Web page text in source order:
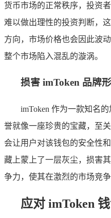
货币市场的正常秩序，投资
难以做出理性的投资判断，
方向，市场价格也会因此波
整个市场陷入混乱的漩涡。
损害 imToken 品牌
imToken 作为一款知名
誉就像一座珍贵的宝藏，至
会让用户对该钱包的安全性
藏上蒙上了一层灰尘，损害
争力，使其在激烈的市场竞
应对 imToken